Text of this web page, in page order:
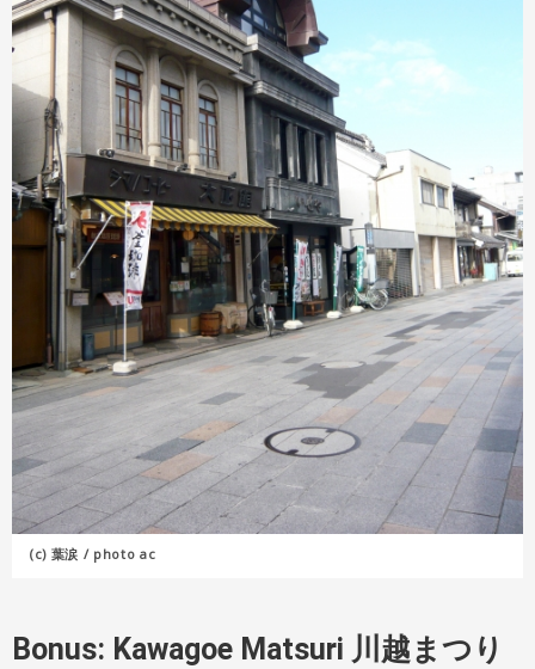
(c) 葉涙 / photo ac
Bonus: Kawagoe Matsuri 川越まつり